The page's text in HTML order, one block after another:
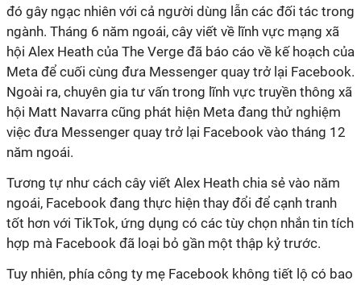
đó gây ngạc nhiên với cả người dùng lẫn các đối tác trong
ngành. Tháng 6 năm ngoái, cây viết về lĩnh vực mạng xã
hội Alex Heath của The Verge đã báo cáo về kế hoạch của
Meta để cuối cùng đưa Messenger quay trở lại Facebook.
Ngoài ra, chuyên gia tư vấn trong lĩnh vực truyền thông xã
hội Matt Navarra cũng phát hiện Meta đang thử nghiệm
việc đưa Messenger quay trở lại Facebook vào tháng 12
năm ngoái.
Tương tự như cách cây viết Alex Heath chia sẻ vào năm
ngoái, Facebook đang thực hiện thay đổi để cạnh tranh
tốt hơn với TikTok, ứng dụng có các tùy chọn nhắn tin tích
hợp mà Facebook đã loại bỏ gần một thập kỷ trước.
Tuy nhiên, phía công ty mẹ Facebook không tiết lộ có bao